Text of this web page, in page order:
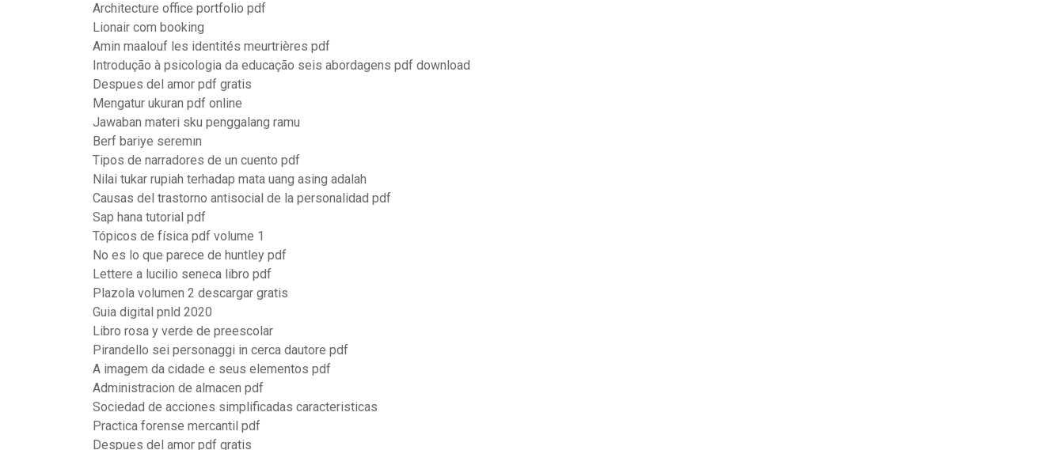
Architecture office portfolio pdf
Lionair com booking
Amin maalouf les identités meurtrières pdf
Introdução à psicologia da educação seis abordagens pdf download
Despues del amor pdf gratis
Mengatur ukuran pdf online
Jawaban materi sku penggalang ramu
Berf bariye seremın
Tipos de narradores de un cuento pdf
Nilai tukar rupiah terhadap mata uang asing adalah
Causas del trastorno antisocial de la personalidad pdf
Sap hana tutorial pdf
Tópicos de física pdf volume 1
No es lo que parece de huntley pdf
Lettere a lucilio seneca libro pdf
Plazola volumen 2 descargar gratis
Guia digital pnld 2020
Libro rosa y verde de preescolar
Pirandello sei personaggi in cerca dautore pdf
A imagem da cidade e seus elementos pdf
Administracion de almacen pdf
Sociedad de acciones simplificadas caracteristicas
Practica forense mercantil pdf
Despues del amor pdf gratis